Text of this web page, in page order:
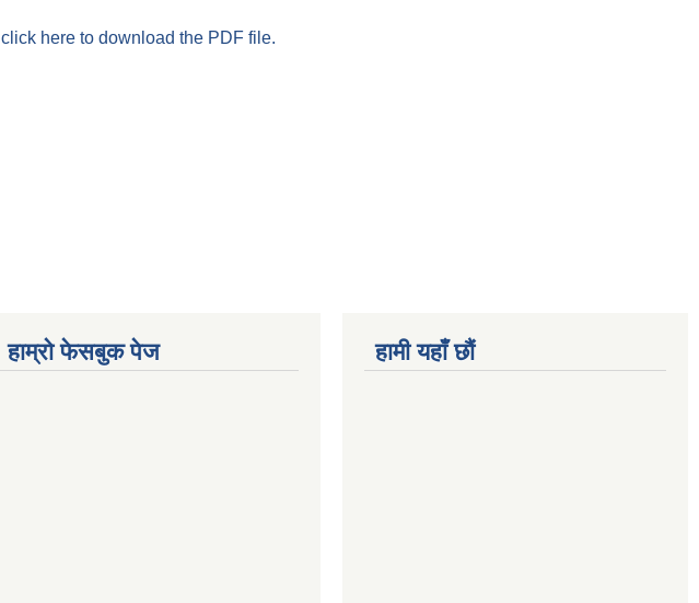
click here to download the PDF file.
हाम्राे फेसबुक पेज हामी यहाँ छौं